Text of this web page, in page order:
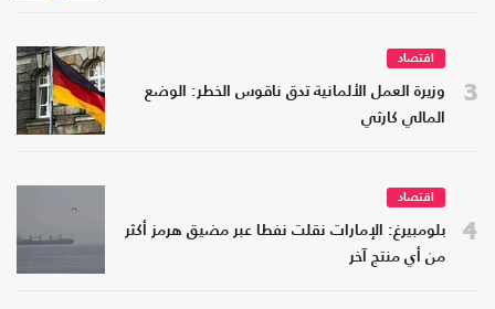
3
اقتصاد
وزيرة العمل الألمانية تدق ناقوس الخطر: الوضع
المالي كارثي
4
اقتصاد
بلومبيرغ: الإمارات نقلت نفطا عبر مضيق هرمز أكثر
من أي منتج آخر